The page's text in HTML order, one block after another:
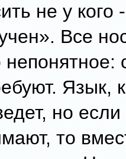
не у кого
Все
Язык,
но
то